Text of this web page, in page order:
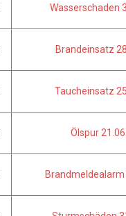
Wasserschaden
Brandeinsatz
Taucheinsatz
Ölspur
Brandmeldealarm